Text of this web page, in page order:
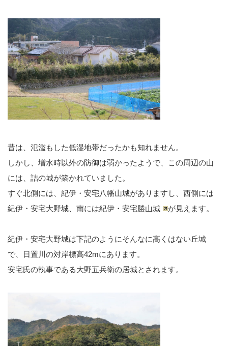
昔は、氾濫もした低湿地帯だったかも知れません。
しかし、増水時以外の防御は弱かったようで、この周辺の山
には、詰の城が築かれていました。
すぐ北側には、紀伊・安宅八幡山城がありますし、西側には
紀伊・安宅大野城、南には紀伊・安宅勝山城 が見えます。
紀伊・安宅大野城は下記のようにそんなに高くはない丘城
で、日置川の対岸標高42mにあります。
安宅氏の執事である大野五兵衛の居城とされます。